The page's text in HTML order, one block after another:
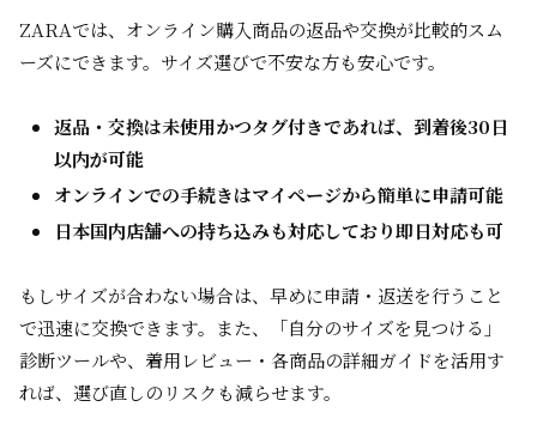
ZARAでは、オンライン購入商品の返品や交換が比較的スム
ーズにできます。サイズ選びで不安な方も安心です。
返品・交換は未使用かつタグ付きであれば、到着後30日
以内が可能
オンラインでの手続きはマイページから簡単に申請可能
日本国内店舗への持ち込みも対応しており即日対応も可
もしサイズが合わない場合は、早めに申請・返送を行うこと
で迅速に交換できます。また、「自分のサイズを見つける」
診断ツールや、着用レビュー・各商品の詳細ガイドを活用す
れば、選び直しのリスクも減らせます。